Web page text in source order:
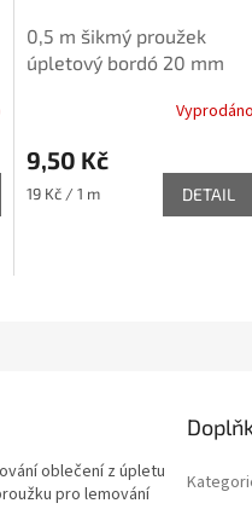
0,5 m šikmý proužek
úpletový bordó 20 mm
Vyprodáno
9,50 Kč
Měrná
19 Kč / 1 m DETAIL
oblečení z úpletu
pro lemování